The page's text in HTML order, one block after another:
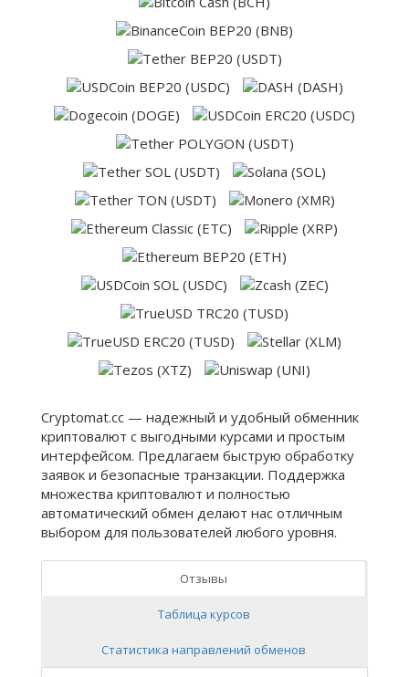
Cryptomat.cc — надежный и удобный обменник
криптовалют с выгодными курсами и простым
интерфейсом. Предлагаем быструю обработку
заявок и безопасные транзакции. Поддержка
множества криптовалют и полностью
автоматический обмен делают нас отличным
выбором для пользователей любого уровня.
Отзывы
Таблица курсов
Статистика направлений обменов